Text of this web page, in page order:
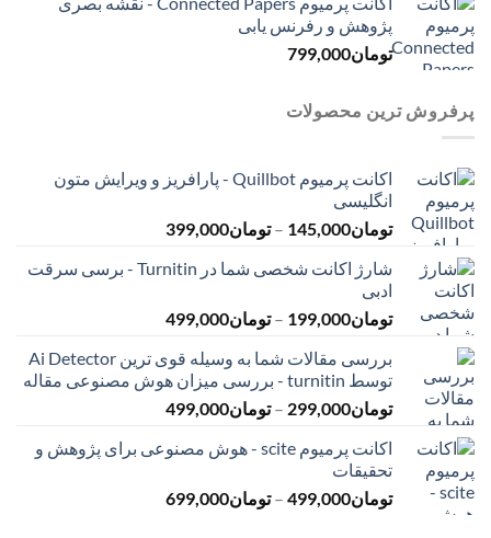
پژوهش و رفرنس یابی
تومان799,000
پرفروش ترین محصولات
اکانت پرمیوم Quillbot - پارافریز و ویرایش متون
انگلیسی
تومان145,000
– تومان399,000
تومان145,000
تومان399,000
شارژ اکانت شخصی شما در Turnitin - برسی سرقت
ادبی
تومان199,000
– تومان499,000محدوده
تومان199,000
تا
تومان499,000
بررسی مقالات شما به وسیله قوی ترین Ai Detector
توسط turnitin - بررسی میزان هوش مصنوعی مقاله
تومان299,000
– تومان499,000محدوده
تومان299,000
تومان499,000
اکانت پرمیوم scite - هوش مصنوعی برای پژوهش و
تحقیقات
تومان499,000
– تومان699,000محدوده